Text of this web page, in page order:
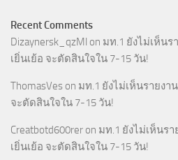
Recent Comments
Dizaynersk_qzMl on มท.1 ยังไม่เห็นร
เยิ่นเย้อ จะตัดสินใจใน 7-15 วัน!
ThomasVes on มท.1 ยังไม่เห็นรายงา
จะตัดสินใจใน 7-15 วัน!
Creatbotd600rer on มท.1 ยังไม่เห็นร
เยิ่นเย้อ จะตัดสินใจใน 7-15 วัน!